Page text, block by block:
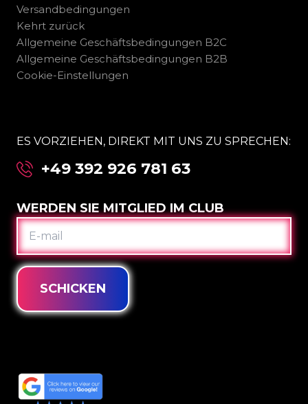
Versandbedingungen
Kehrt zurück
Allgemeine Geschäftsbedingungen B2C
Allgemeine Geschäftsbedingungen B2B
Cookie-Einstellungen
ES VORZIEHEN, DIREKT MIT UNS ZU SPRECHEN:
+49 392 926 781 63
WERDEN SIE MITGLIED IM CLUB
E-
MAIL
SCHICKEN